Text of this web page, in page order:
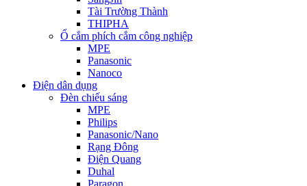
Tài Trường Thành
THIPHA
Ổ cắm phích cắm công nghiệp
MPE
Panasonic
Nanoco
Điện dân dụng
Đèn chiếu sáng
MPE
Philips
Panasonic/Nano
Rạng Đông
Điện Quang
Duhal
Paragon